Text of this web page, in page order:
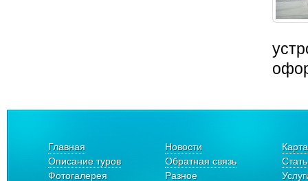
Главная Новости
Описание туров
Обратная связь
Фотогалерея
Разное